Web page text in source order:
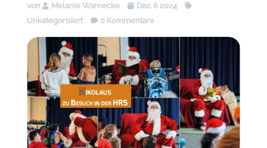
von Melanie Warnecke
Dez. 6 2024
Unkategorisiert
0 Kommentare